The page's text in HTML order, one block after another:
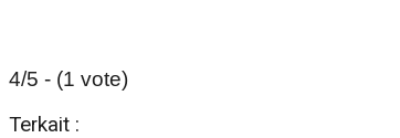
4/5 - (1 vote)
Terkait :